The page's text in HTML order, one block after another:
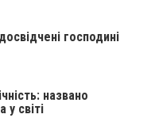
господині
названо
світі